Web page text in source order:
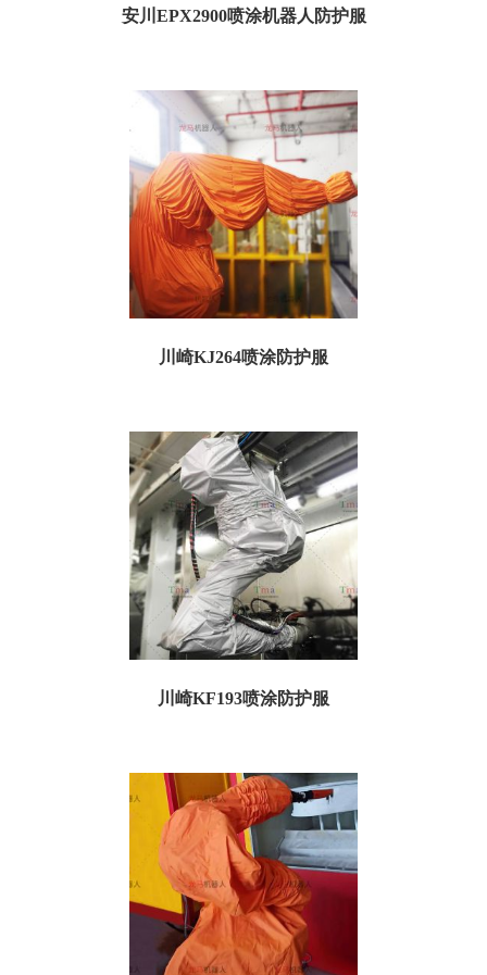
安川EPX2900喷涂机器人防护服
EPX2900...
川崎KJ264喷涂防护服
护服 特点：防粉尘、防静...
川崎KF193喷涂防护服
TKAKF193P05 名称：川崎 K...